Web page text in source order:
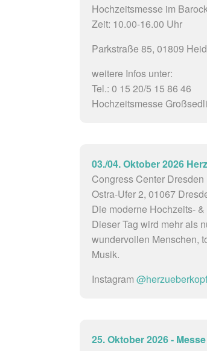
Hochzeitsmesse im
Zeit: 10.00-16.00 Uhr
Parkstraße 85, 01809
weitere Infos unter:
Tel.: 0 15 20/5 15 86 46
Hochzeitsmesse
03./04. Oktober 2026
Congress Center Dresden
Ostra-Ufer 2, 01067
Die moderne Hochzeits-
Dieser Tag wird mehr als
wundervollen Menschen,
Musik.
Instagram
25. Oktober 2026 -